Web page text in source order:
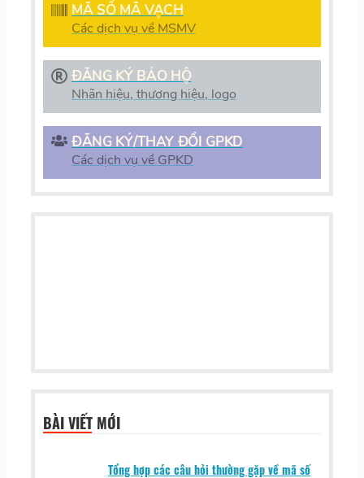
MÃ SỐ MÃ VẠCH
Các dịch vụ về MSMV
ĐĂNG KÝ BẢO HỘ
Nhãn hiệu, thương hiệu, logo
ĐĂNG KÝ/THAY ĐỔI GPKD
Các dịch vụ về GPKD
BÀI VIẾT MỚI
Tổng hợp các câu hỏi thường gặp về mã số